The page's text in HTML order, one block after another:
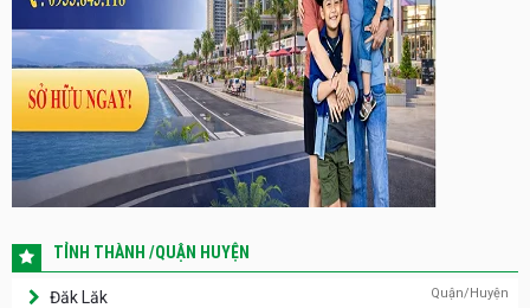
TỈNH THÀNH /QUẬN HUYỆN
Đăk Lăk Quận/Huyện